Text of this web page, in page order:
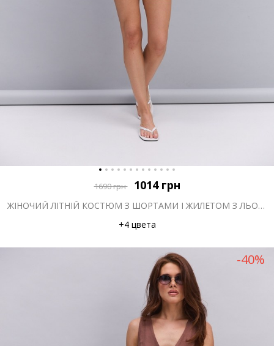
1690грн 1014 грн
ЖІНОЧИЙ ЛІТНІЙ КОСТЮМ З ШОРТАМИ І ЖИЛЕТОМ З ЛЬОНУ ХАКІ
+4 цвета
-40%